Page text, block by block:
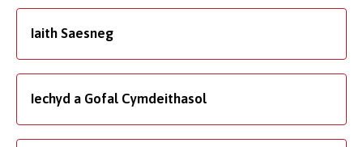
Iaith Saesneg
Iechyd a Gofal Cymdeithasol